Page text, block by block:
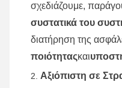
σχεδιάζουμε,
συστατικά του
διατήρηση της
ποιότηταςκαι
Αξιόπιστη σε